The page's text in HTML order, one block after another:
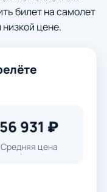
билет на самолет
цене.
56 931 ₽
Средняя цена